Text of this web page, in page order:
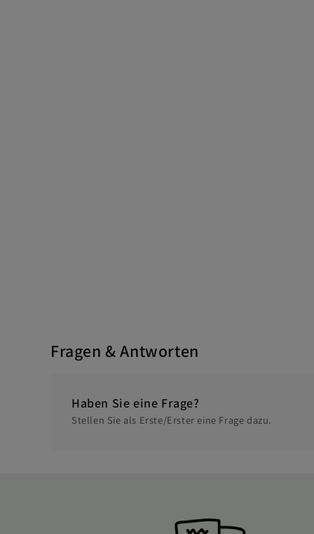
Fragen & Antworten
Haben Sie eine Frage?
Stellen Sie als Erste/Erster eine Frage dazu.